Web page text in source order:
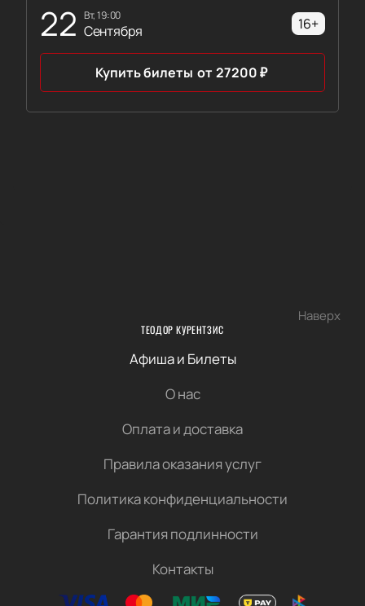
22 вт, 19:00
Сентября 16+
Купить билеты от 27200₽
Наверх
ТЕОДОР КУРЕНТЗИС
Афиша и Билеты
О нас
Оплата и доставка
Правила оказания услуг
Политика конфиденциальности
Гарантия подлинности
Контакты